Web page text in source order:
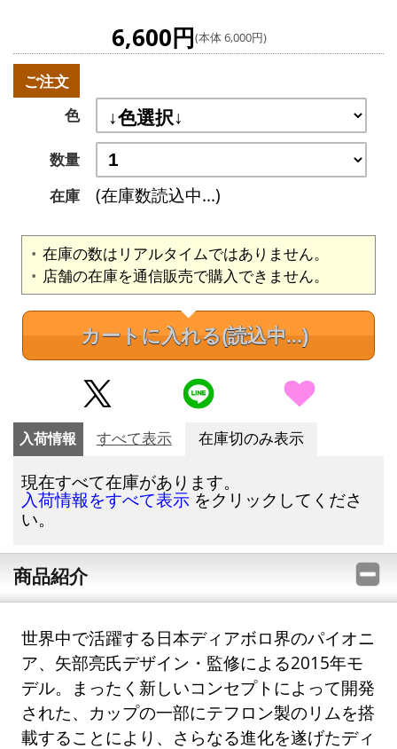
6,600円(本体 6,000円)
ご注文
色
数量
在庫
(在庫数読込中...)
在庫の数はリアルタイムではありません。
店舗の在庫を通信販売で購入できません。
カートに入れる(読込中...)
入荷情報 すべて表示 在庫切のみ表示
現在すべて在庫があります。
入荷情報をすべて表示 をクリックしてくださ
い。
商品紹介
世界中で活躍する日本ディアボロ界のパイオニ
ア、矢部亮氏デザイン・監修による2015年モ
デル。まったく新しいコンセプトによって開発
された、カップの一部にテフロン製のリムを搭
載することにより、さらなる進化を遂げたディ